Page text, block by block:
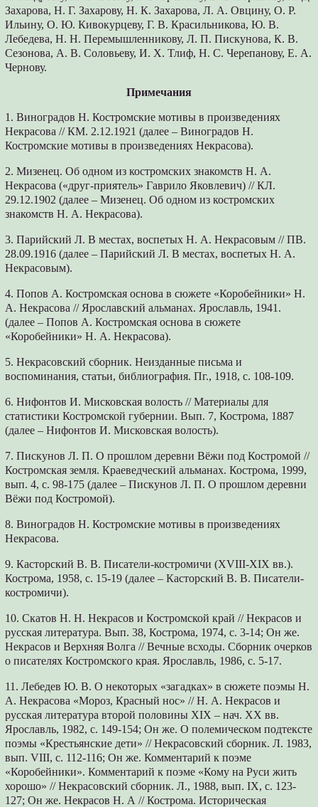
Захарова, Н. Г. Захарову, Н. К. Захарова, Л. А. Овцину, О. Р.
Ильину, О. Ю. Кивокурцеву, Г. В. Красильникова, Ю. В.
Лебедева, Н. Н. Перемышленникову, Л. П. Пискунова, К. В.
Сезонова, А. В. Соловьеву, И. Х. Тлиф, Н. С. Черепанову, Е. А.
Чернову.
Примечания
1. Виноградов Н. Костромские мотивы в произведениях
Некрасова // КМ. 2.12.1921 (далее – Виноградов Н.
Костромские мотивы в произведениях Некрасова).
2. Мизенец. Об одном из костромских знакомств Н. А.
Некрасова («друг-приятель» Гаврило Яковлевич) // КЛ.
29.12.1902 (далее – Мизенец. Об одном из костромских
знакомств Н. А. Некрасова).
3. Парийский Л. В местах, воспетых Н. А. Некрасовым // ПВ.
28.09.1916 (далее – Парийский Л. В местах, воспетых Н. А.
Некрасовым).
4. Попов А. Костромская основа в сюжете «Коробейники» Н.
А. Некрасова // Ярославский альманах. Ярославль, 1941.
(далее – Попов А. Костромская основа в сюжете
«Коробейники» Н. А. Некрасова).
5. Некрасовский сборник. Неизданные письма и
воспоминания, статьи, библиография. Пг., 1918, с. 108-109.
6. Нифонтов И. Мисковская волость // Материалы для
статистики Костромской губернии. Вып. 7, Кострома, 1887
(далее – Нифонтов И. Мисковская волость).
7. Пискунов Л. П. О прошлом деревни Вёжи под Костромой //
Костромская земля. Краеведческий альманах. Кострома, 1999,
вып. 4, с. 98-175 (далее – Пискунов Л. П. О прошлом деревни
Вёжи под Костромой).
8. Виноградов Н. Костромские мотивы в произведениях
Некрасова.
9. Касторский В. В. Писатели-костромичи (XVIII-XIX вв.).
Кострома, 1958, с. 15-19 (далее – Касторский В. В. Писатели-
костромичи).
10. Скатов Н. Н. Некрасов и Костромской край // Некрасов и
русская литература. Вып. 38, Кострома, 1974, с. 3-14; Он же.
Некрасов и Верхняя Волга // Вечные всходы. Сборник очерков
о писателях Костромского края. Ярославль, 1986, с. 5-17.
11. Лебедев Ю. В. О некоторых «загадках» в сюжете поэмы Н.
А. Некрасова «Мороз, Красный нос» // Н. А. Некрасов и
русская литература второй половины XIX – нач. XX вв.
Ярославль, 1982, с. 149-154; Он же. О полемическом подтексте
поэмы «Крестьянские дети» // Некрасовский сборник. Л. 1983,
вып. VIII, c. 112-116; Он же. Комментарий к поэме
«Коробейники». Комментарий к поэме «Кому на Руси жить
хорошо» // Некрасовский сборник. Л., 1988, вып. IX, с. 123-
127; Он же. Некрасов Н. А // Кострома. Историческая